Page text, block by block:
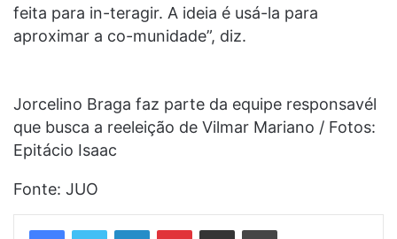
feita para in-teragir. A ideia é usá-la para
aproximar a co-munidade”, diz.
Jorcelino Braga faz parte da equipe responsavél
que busca a reeleição de Vilmar Mariano / Fotos:
Epitácio Isaac
Fonte: JUO
LinkedinPinterestCompartilhar via e-mail Imprimir